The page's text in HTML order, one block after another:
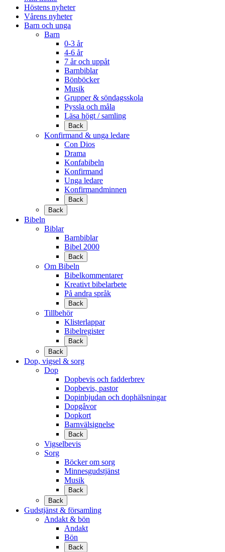
Höstens nyheter
Vårens nyheter
Barn och unga
Barn
0-3 år
4-6 år
7 år och uppåt
Barnbiblar
Bönböcker
Musik
Grupper & söndagsskola
Pyssla och måla
Läsa högt / samling
Back
Konfirmand & unga ledare
Con Dios
Drama
Konfabibeln
Konfirmand
Unga ledare
Konfirmandminnen
Back
Back
Bibeln
Biblar
Barnbiblar
Bibel 2000
Back
Om Bibeln
Bibelkommentarer
Kreativt bibelarbete
På andra språk
Back
Tillbehör
Klisterlappar
Bibelregister
Back
Back
Dop, vigsel & sorg
Dop
Dopbevis och fadderbrev
Dopbevis, pastor
Dopinbjudan och dophälsningar
Dopgåvor
Dopkort
Barnvälsignelse
Back
Vigselbevis
Sorg
Böcker om sorg
Minnesgudstjänst
Musik
Back
Back
Gudstjänst & församling
Andakt & bön
Andakt
Bön
Back